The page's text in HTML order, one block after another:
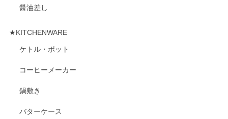
醤油差し
★KITCHENWARE
ケトル・ポット
コーヒーメーカー
鍋敷き
バターケース